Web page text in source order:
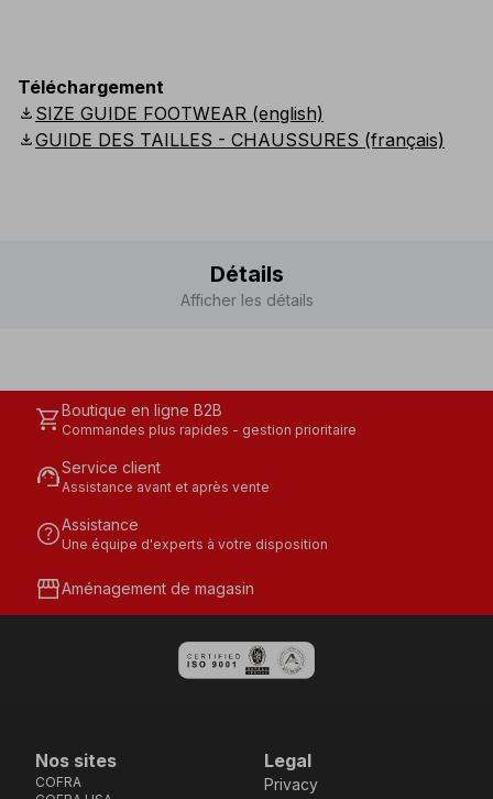
Téléchargement
download SIZE GUIDE FOOTWEAR (english)
downloadGUIDE DES TAILLES - CHAUSSURES (français)
Détails
Afficher les détails
shopping_cartBoutique en ligne B2B
Commandes plus rapides - gestion prioritaire
support_agentService client
Assistance avant et après vente
helpAssistance
Une équipe d'experts à votre disposition
storefrontAménagement de magasin
Nos sites
COFRA
Legal
Privacy